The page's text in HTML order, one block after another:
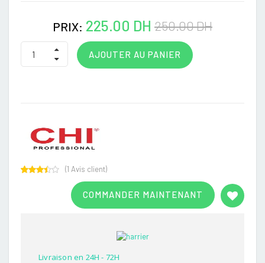
PRIX: 225.00 DH 250.00 DH
AJOUTER AU PANIER
COMMANDER MAINTENANT
(1 Avis client)
Livraison en 24H - 72H